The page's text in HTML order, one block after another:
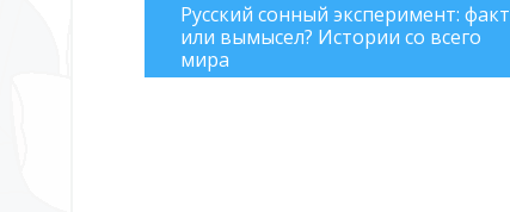
Русский сонный эксперимент: факт
или вымысел? Истории со всего
мира